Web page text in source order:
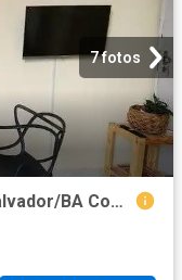
7 fotos
Apartamento para Locação em Salvador/BA Comércio 1 Quartos